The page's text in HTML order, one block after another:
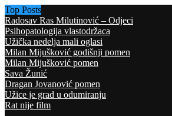
Top Posts
Radosav Ras Milutinović – Odjeci
Psihopatologija vlastodržaca
Užička nedelja mali oglasi
Milan Mijušković godišnji pomen
Milan Mijušković pomen
Sava Žunić
Dragan Jovanović pomen
Užice je grad u odumiranju
Rat nije film